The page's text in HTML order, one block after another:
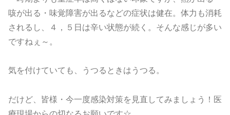
咳が出る・味覚障害が出るなどの症状は健在。体力も消耗
されるし、４，５日は辛い状態が続く。そんな感じが多い
ですねぇ～。
気を付けていても、うつるときはうつる。
だけど、皆様・今一度感染対策を見直してみましょう！医